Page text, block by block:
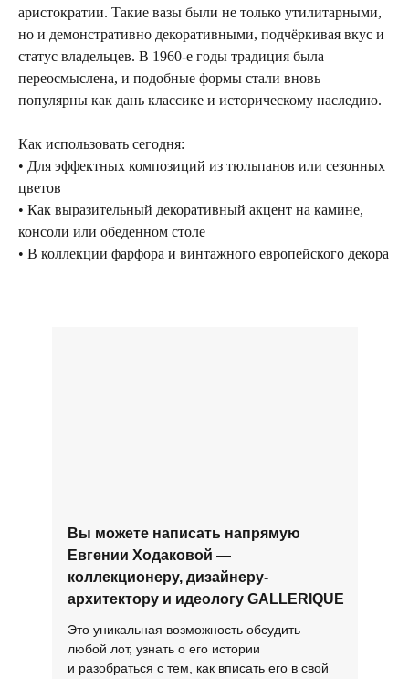
аристократии. Такие вазы были не только утилитарными,
но и демонстративно декоративными, подчёркивая вкус и
статус владельцев. В 1960-е годы традиция была
переосмыслена, и подобные формы стали вновь
популярны как дань классике и историческому наследию.
Как использовать сегодня:
• Для эффектных композиций из тюльпанов или сезонных
цветов
• Как выразительный декоративный акцент на камине,
консоли или обеденном столе
• В коллекции фарфора и винтажного европейского декора
Это уникальная возможность обсудить
любой лот, узнать о его истории
и разобраться с тем, как вписать его в свой
Вы можете написать напрямую
Евгении Ходаковой —
коллекционеру, дизайнеру-
архитектору и идеологу GALLERIQUE
архитектору и
Посещение только
по предварительной